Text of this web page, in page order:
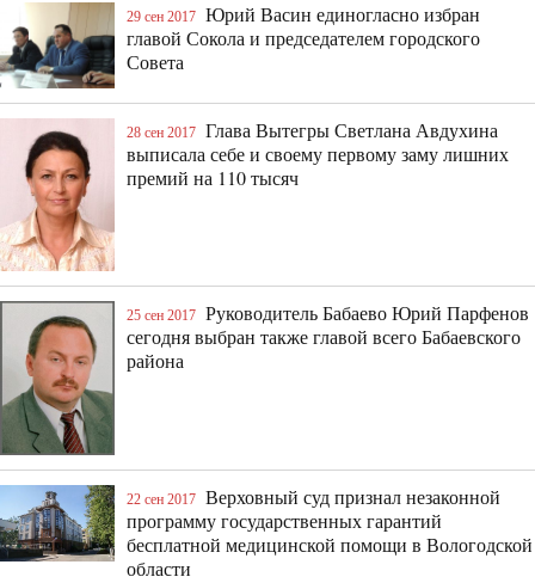
29 сен 2017 Юрий Васин единогласно избран
главой Сокола и председателем городского
Совета
28 сен 2017 Глава Вытегры Светлана Авдухина
выписала себе и своему первому заму лишних
премий на 110 тысяч
25 сен 2017 Руководитель Бабаево Юрий Парфенов
сегодня выбран также главой всего Бабаевского
района
22 сен 2017 Верховный суд признал незаконной
программу государственных гарантий
бесплатной медицинской помощи в Вологодской
области